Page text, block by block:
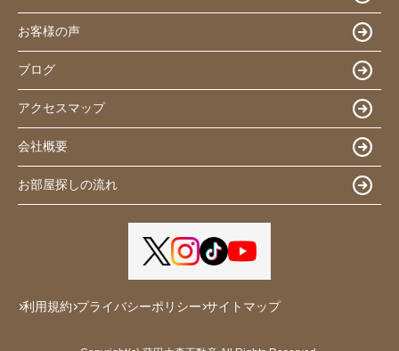
お客様の声
ブログ
アクセスマップ
会社概要
お部屋探しの流れ
利用規約 プライバシーポリシー サイトマップ